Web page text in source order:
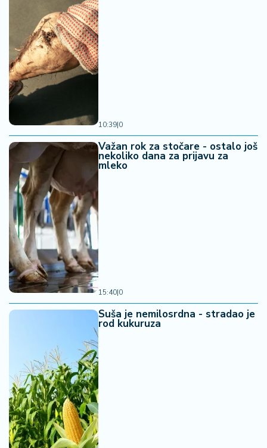
10:39|0
Važan rok za stočare - ostalo još
nekoliko dana za prijavu za
mleko
15:40|0
Suša je nemilosrdna - stradao je
rod kukuruza